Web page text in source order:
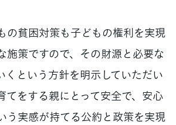
の貧困対策も子どもの権利を実現
施策ですので、その財源と必要な
くという方針を明示していただい
てをする親にとって安全で、安心
う実感が持てる公約と政策を実現